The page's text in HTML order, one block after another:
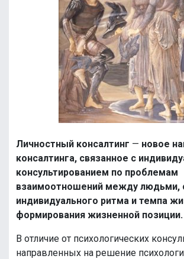
Личностный консалтинг — новое
консалтинга, связанное с
консультированием по проблемам
взаимоотношений между людьми,
индивидуального ритма и темпа
формирования жизненной позиции.
В отличие от психологических
направленных на решение